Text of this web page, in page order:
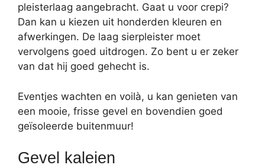
pleisterlaag aangebracht. Gaat u voor crepi?
Dan kan u kiezen uit honderden kleuren en
afwerkingen. De laag sierpleister moet
vervolgens goed uitdrogen. Zo bent u er zeker
van dat hij goed gehecht is.
Eventjes wachten en voilà, u kan genieten van
een mooie, frisse gevel en bovendien goed
geïsoleerde buitenmuur!
Gevel kaleien